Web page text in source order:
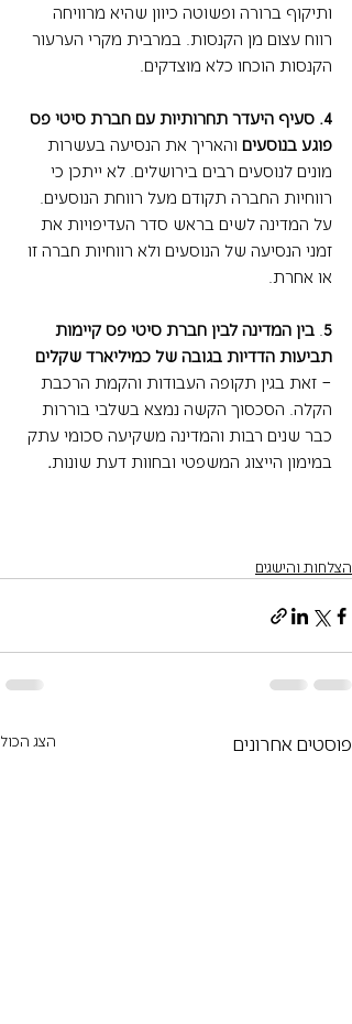
ותיקוף ברורה ופשוטה כיוון שהיא מרוויחה
רווח עצום מן הקנסות. במרבית מקרי הערעור
הקנסות הוכחו כלא מוצדקים.
4. סעיף היעדר תחרותיות עם חברת סיטי פס
פוגע בנוסעים והאריך את הנסיעה בעשרות
מונים לנוסעים רבים בירושלים. לא ייתכן כי
רווחיות החברה תקודם מעל רווחת הנוסעים.
על המדינה לשים בראש סדר העדיפויות את
זמני הנסיעה של הנוסעים ולא רווחיות חברה זו
או אחרת.
5 בין המדינה לבין חברת סיטי פס קיימות
תביעות הדדיות בגובה של כמיליארד שקלים
– זאת בגין תקופה העבודות והקמת הרכבת
הקלה. הסכסוך הקשה נמצא בשלבי בוררות
כבר שנים רבות והמדינה משקיעה סכומי עתק
במימון הייצוג המשפטי ובחוות דעת שונות.
הצלחות והישגים
פוסטים אחרונים הצג הכול